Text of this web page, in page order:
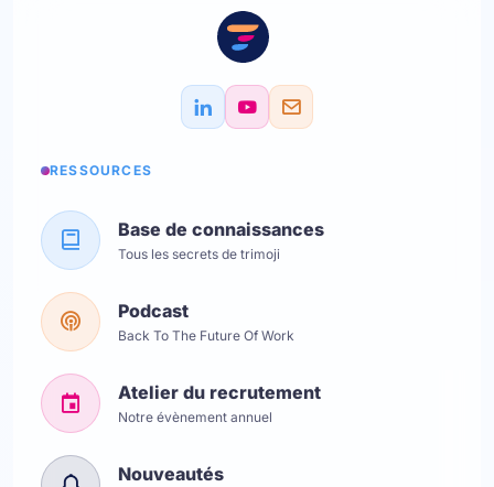
RESSOURCES
Base de connaissances
Tous les secrets de trimoji
Podcast
Back To The Future Of Work
Atelier du recrutement
Notre évènement annuel
Nouveautés